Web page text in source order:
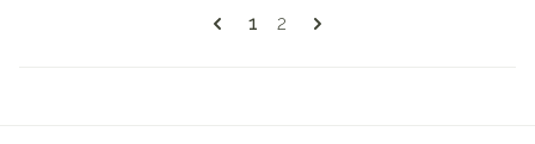
Pagina's
U lees momenteel pagina
1 Pagina
2